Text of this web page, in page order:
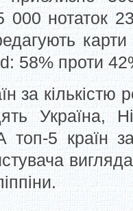
000 нотаток
58% проти
за кількістю
Україна,
топ-5 країн